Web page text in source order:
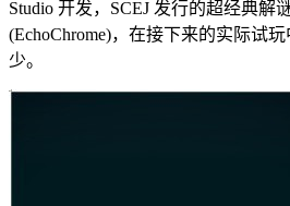
Studio 开发，SCEJ 发行的超经典解
(EchoChrome)，在接下来的实际试
少。